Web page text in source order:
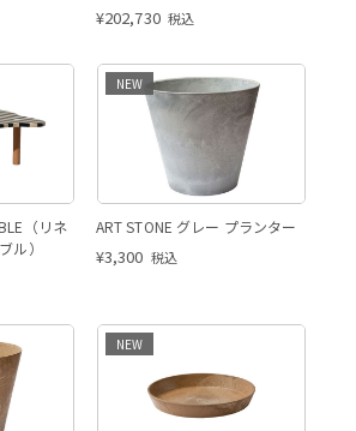
¥202,730 税込
（リネ
ル）
NEW
ART STONE グレー プランター
¥3,300 税込
NEW